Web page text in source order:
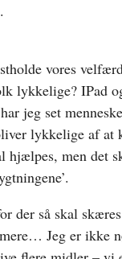
vores
lykkelige? IPad
jeg set
lykkelige af at
men det
der så skal
Jeg er ikke